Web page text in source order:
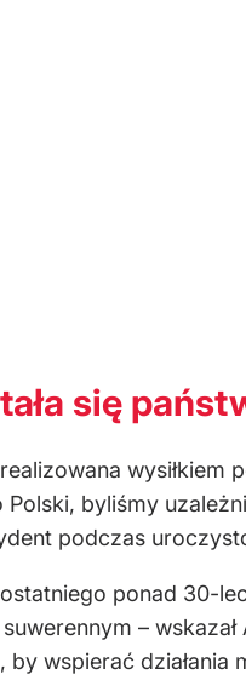
się
byliśmy
podczas
ponad 30-
–
wspierać